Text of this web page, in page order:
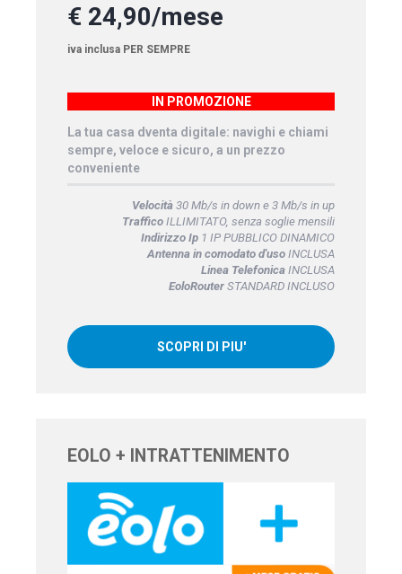
€ 24,90/mese
iva inclusa PER SEMPRE
IN PROMOZIONE
La tua casa dventa digitale: navighi e chiami
sempre, veloce e sicuro, a un prezzo
conveniente
Velocità30 Mb/s in down e 3 Mb/s in up
TrafficoILLIMITATO, senza soglie mensili
Indirizzo Ip1 IP PUBBLICO DINAMICO
Antenna in comodato d'usoINCLUSA
Linea TelefonicaINCLUSA
EoloRouterSTANDARD INCLUSO
SCOPRI DI PIU'
EOLO + INTRATTENIMENTO